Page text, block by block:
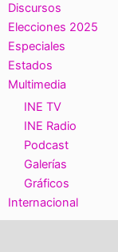
Discursos
Elecciones 2025
Especiales
Estados
Multimedia
INE TV
INE Radio
Podcast
Galerías
Gráficos
Internacional